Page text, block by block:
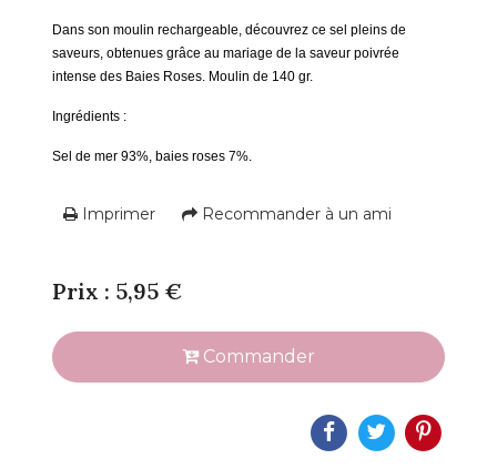
Dans son moulin rechargeable, découvrez ce sel pleins de
saveurs, obtenues grâce au mariage de la saveur poivrée
intense des Baies Roses. Moulin de 140 gr.
Ingrédients :
Sel de mer 93%, baies roses 7%.
Imprimer Recommander à un ami
Prix : 5,95 €
Commander